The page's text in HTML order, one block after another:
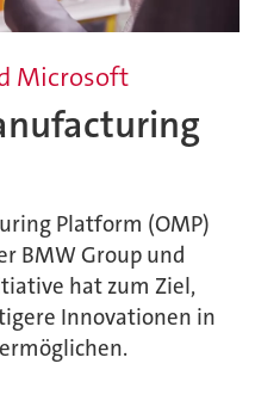
Microsoft
Platform (OMP)
BMW Group und
hat zum Ziel,
Innovationen in